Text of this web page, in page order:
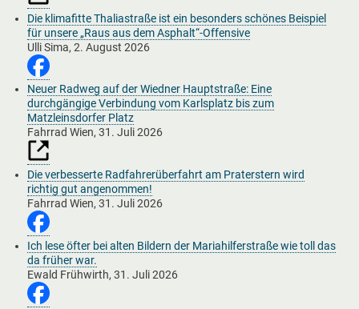
Die klimafitte Thaliastraße ist ein besonders schönes Beispiel
für unsere „Raus aus dem Asphalt“-Offensive
Ulli Sima, 2. August 2026
Neuer Radweg auf der Wiedner Hauptstraße: Eine
durchgängige Verbindung vom Karlsplatz bis zum
Matzleinsdorfer Platz
Fahrrad Wien, 31. Juli 2026
Die verbesserte Radfahrerüberfahrt am Praterstern wird
richtig gut angenommen!
Fahrrad Wien, 31. Juli 2026
Ich lese öfter bei alten Bildern der Mariahilferstraße wie toll das
da früher war.
Ewald Frühwirth, 31. Juli 2026